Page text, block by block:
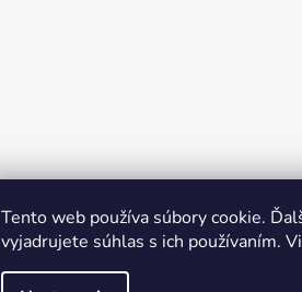
Tento web používa súbory cookie.
vyjadrujete súhlas s ich používaním.